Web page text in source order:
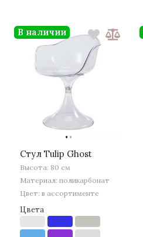
··
Стул Tulip Ghost
Высота: 80 см
Материал: поликарбонат
Цвет: в ассортименте
Цвета
В наличии